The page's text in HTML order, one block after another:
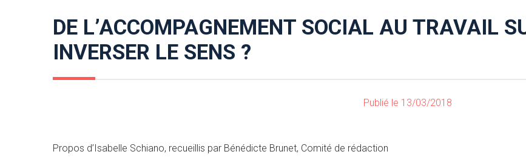
DE L’ACCOMPAGNEMENT SOCIAL AU TRAVAIL
INVERSER LE SENS ?
Publié le 13/03/2018
Propos d’Isabelle Schiano, recueillis par Bénédicte Brunet, Comité de rédaction